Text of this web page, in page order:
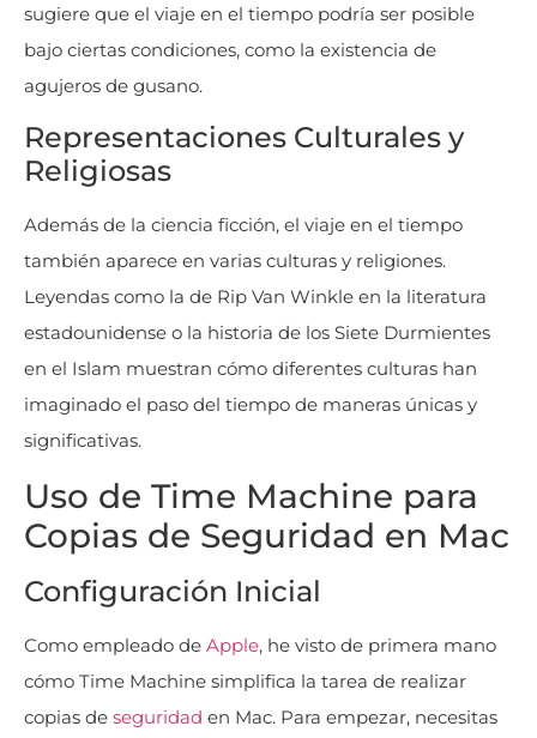
sugiere que el viaje en el tiempo podría ser posible
bajo ciertas condiciones, como la existencia de
agujeros de gusano​​.
Representaciones Culturales y
Religiosas
Además de la ciencia ficción, el viaje en el tiempo
también aparece en varias culturas y religiones.
Leyendas como la de Rip Van Winkle en la literatura
estadounidense o la historia de los Siete Durmientes
en el Islam muestran cómo diferentes culturas han
imaginado el paso del tiempo de maneras únicas y
significativas​​.
Uso de Time Machine para
Copias de Seguridad en Mac
Configuración Inicial
Como empleado de Apple, he visto de primera mano
cómo Time Machine simplifica la tarea de realizar
copias de seguridad en Mac. Para empezar, necesitas